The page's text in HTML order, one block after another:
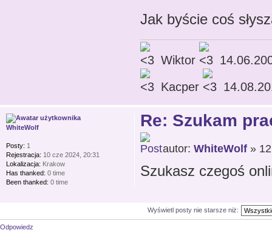
Jak byście coś
Wiktor
Kacper
Re: Szukam
autor: WhiteWolf» 12
Szukasz czegoś
WhiteWolf
Posty: 1
Rejestracja: 10 cze 2024, 20:31
Lokalizacja: Krakow
Has thanked: 0 time
Been thanked: 0 time
Wyświetl posty nie starsze niż:
Odpowiedz